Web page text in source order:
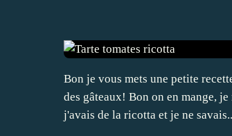
Bon je vous mets une petite
des gâteaux! Bon on en mange,
j'avais de la ricotta et je ne